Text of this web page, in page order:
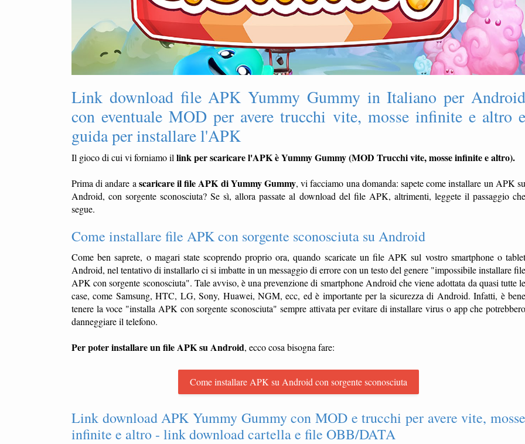
Link download file APK Yummy Gummy in Italiano per Android
con eventuale MOD per avere trucchi vite, mosse infinite e altro e
guida per installare l'APK
Il gioco di cui vi forniamo illink per scaricare l'APK è Yummy Gummy (MOD Trucchi vite, mosse infinite e altro).
Prima di andare ascaricare il file APK di Yummy Gummy, vi facciamo una domanda: sapete come installare un APK
Android, con sorgente sconosciuta? Se sì, allora passate al download del file APK, altrimenti, leggete il passaggio che
segue.
Come installare file APK con sorgente sconosciuta su Android
Come ben saprete, o magari state scoprendo proprio ora, quando scaricate un file APK sul vostro smartphone o tablet
Android, nel tentativo di installarlo ci si imbatte in un messaggio di errore con un testo del genere "impossibile installare file
APK con sorgente sconosciuta". Tale avviso, è una prevenzione di smartphone Android che viene adottata da quasi tutte le
case, come Samsung, HTC, LG, Sony, Huawei, NGM, ecc, ed è importante per la sicurezza di Android. Infatti, è bene
tenere la voce "installa APK con sorgente sconosciuta" sempre attivata per evitare di installare virus o app che potrebbero
danneggiare il telefono.
Per poter installare un file APK su Android, ecco cosa bisogna fare:
Come installare APK su Android con sorgente sconosciuta
Link download APK Yummy Gummy con MOD e trucchi per avere vite, mosse
infinite e altro - link download cartella e file OBB/DATA